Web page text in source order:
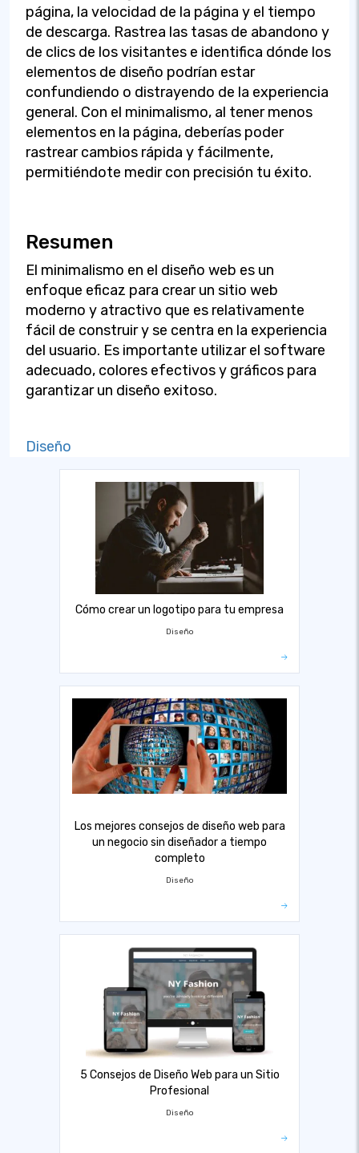
página, la velocidad de la página y el tiempo
de descarga. Rastrea las tasas de abandono y
de clics de los visitantes e identifica dónde los
elementos de diseño podrían estar
confundiendo o distrayendo de la experiencia
general. Con el minimalismo, al tener menos
elementos en la página, deberías poder
rastrear cambios rápida y fácilmente,
permitiéndote medir con precisión tu éxito.
Resumen
El minimalismo en el diseño web es un
enfoque eficaz para crear un sitio web
moderno y atractivo que es relativamente
fácil de construir y se centra en la experiencia
del usuario. Es importante utilizar el software
adecuado, colores efectivos y gráficos para
garantizar un diseño exitoso.
Diseño
Cómo crear un logotipo para tu empresa
Diseño
Los mejores consejos de diseño web para
un negocio sin diseñador a tiempo
completo
Diseño
5 Consejos de Diseño Web para un Sitio
Profesional
Diseño